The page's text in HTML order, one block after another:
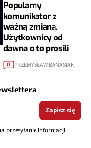
Popularny
komunikator z
ważną zmianą.
Użytkownicy od
dawna o to prosili
0 PRZEMYSŁAW BANASIAK
Zapisz się
przesyłanie informacji